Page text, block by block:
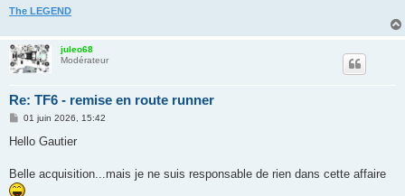
The LEGEND
juleo68
Modérateur
Re: TF6 - remise en route runner
M
s
g
e
01 juin 2026, 15:42
Hello Gautier
Belle acquisition...mais je ne suis responsable de rien dans cette affaire